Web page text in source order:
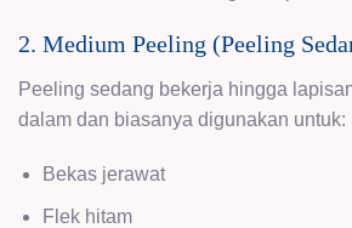
2. Medium Peeling (Peeling
Peeling sedang bekerja hingga
dalam dan biasanya digunakan untuk:
Bekas jerawat
Flek hitam